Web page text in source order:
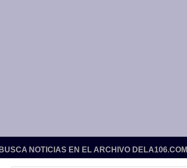
BUSCA NOTICIAS EN EL ARCHIVO DELA106.COM